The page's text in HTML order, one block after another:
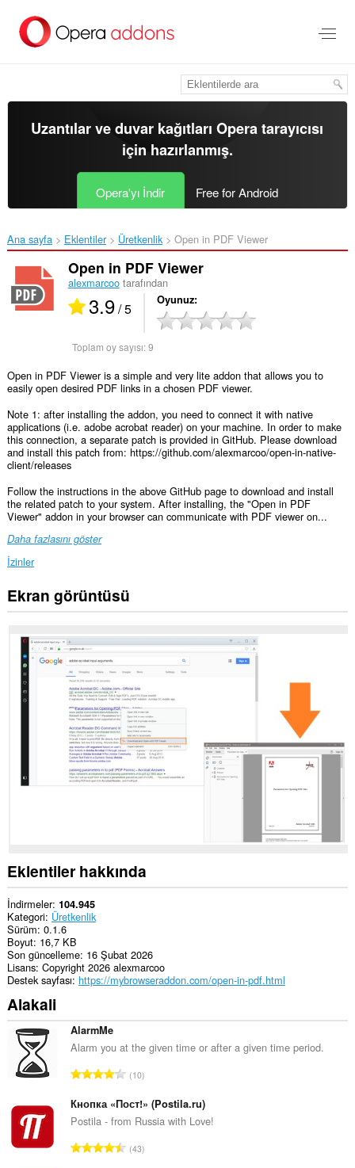
içeriğe
Uzantılar ve duvar kağıtlarıOpera tarayıcısı
için hazırlanmış.
Opera'yı İndir Free for Android
Ana sayfa Eklentiler Üretkenlik Open in PDF Viewer‎
Open in PDF Viewer
alexmarcootarafından
3.9/ 5 Oyunuz
Toplam oy sayısı:9
Open in PDF Viewer is a simple and very lite addon that allows you to
easily open desired PDF links in a chosen PDF viewer.
Note 1: after installing the addon, you need to connect it with native
applications (i.e. adobe acrobat reader) on your machine. In order to make
this connection, a separate patch is provided in GitHub. Please download
and install this patch from: https://github.com/alexmarcoo/open-in-native-
client/releases
Follow the instructions in the above GitHub page to download and install
the related patch to your system. After installing, the "Open in PDF
Viewer" addon in your browser can communicate with PDF viewer on...
Daha fazlasını göster
İzinler
This
extension
exchange
messages
with
programs
other
than
create
rich
in
the
system
tray.
Ekran görüntüsü
Eklentiler hakkında
İndirmeler 104.945
Kategori Üretkenlik
Sürüm 0.1.6
Boyut 16,7 KB
Son güncelleme 16 Şubat 2026
Lisans Copyright 2026 alexmarcoo
Destek sayfası https://mybrowseraddon.com/open-in-pdf.html
Alakali
AlarmMe
Alarm you at the given time or after a given time period.
T
p
l
m
10
Кнопка «Пост!» (Postila.ru)
Postila - from Russia with Love!
T43